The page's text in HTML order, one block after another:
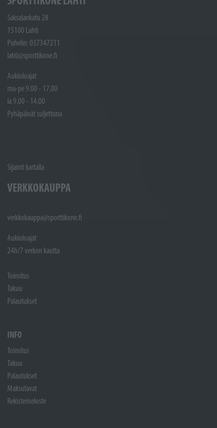
Saksalankatu 28
15100 Lahti
Puhelin: 037347211
lahti@sporttikone.fi
Aukioloajat
ma-pe 9.00 - 17.00
la 9.00 - 14.00
Pyhäpäivät suljettuna
Sijainti kartalla
VERKKOKAUPPA
verkkokauppa@sporttikone.fi
Aukioloajat
24h/7 verkon kautta
Toimitus
Takuu
Palautukset
INFO
Toimitus
Takuu
Palautukset
Maksutavat
Rekisteriseloste